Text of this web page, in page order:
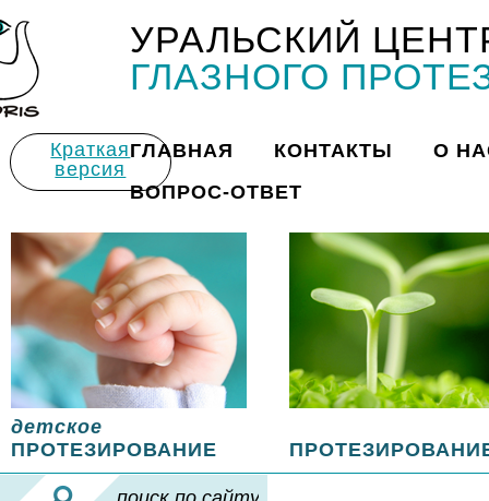
УРАЛЬСКИЙ
ГЛАЗНОГО
Краткая
версия
ГЛАВНАЯ КОНТАКТЫ
О
ВОПРОС-ОТВЕТ
детское
ПРОТЕЗИРОВАНИЕ